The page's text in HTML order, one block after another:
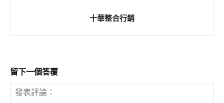
十華整合行銷
留下一個答覆